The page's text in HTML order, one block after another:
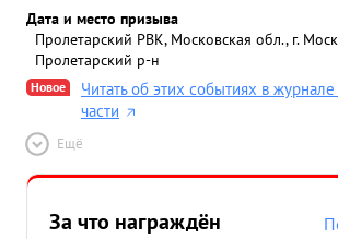
Дата и место призыва
Пролетарский РВК, Московская обл., г.
Пролетарский р-н
Новое
Читать об этих событиях в
части
Ещё
За что награждён